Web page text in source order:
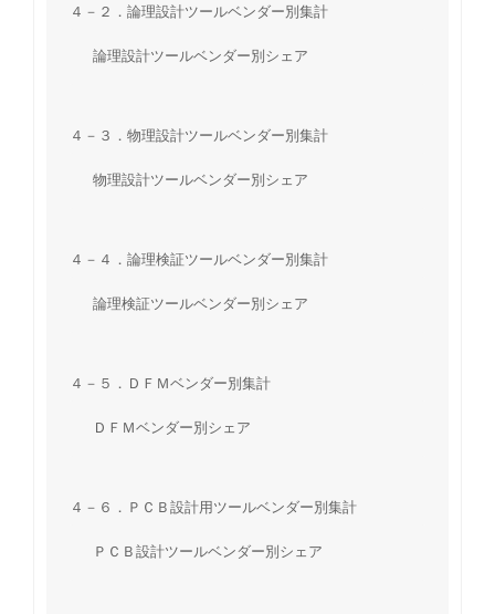
４－２．論理設計ツールベンダー別集計
論理設計ツールベンダー別シェア
４－３．物理設計ツールベンダー別集計
物理設計ツールベンダー別シェア
４－４．論理検証ツールベンダー別集計
論理検証ツールベンダー別シェア
４－５．ＤＦＭベンダー別集計
ＤＦＭベンダー別シェア
４－６．ＰＣＢ設計用ツールベンダー別集計
ＰＣＢ設計ツールベンダー別シェア